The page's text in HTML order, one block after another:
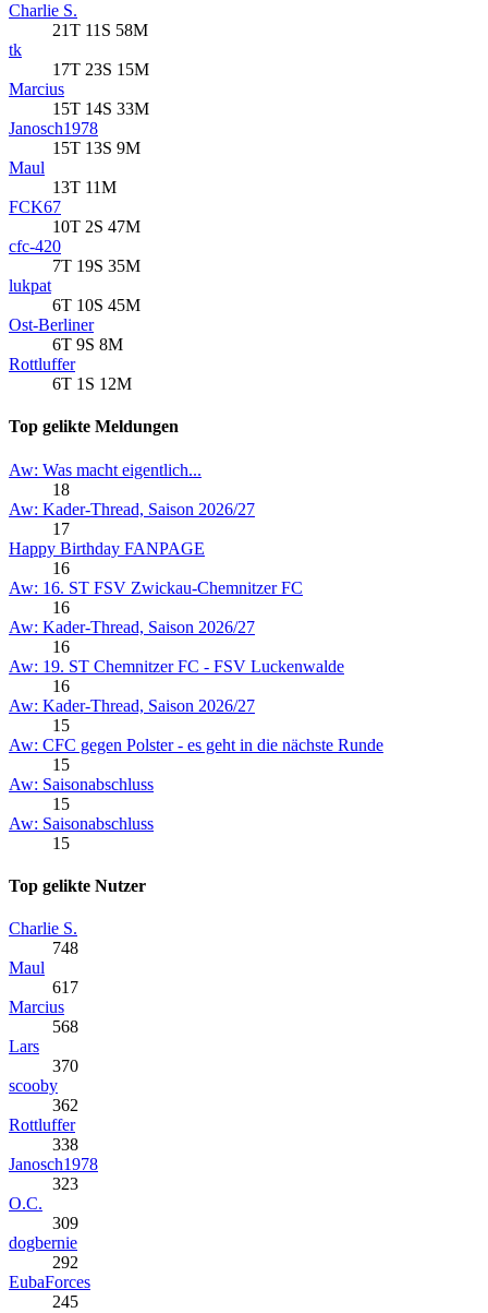
Charlie S.
21T 11S 58M
tk
17T 23S 15M
Marcius
15T 14S 33M
Janosch1978
15T 13S 9M
Maul
13T 11M
FCK67
10T 2S 47M
cfc-420
7T 19S 35M
lukpat
6T 10S 45M
Ost-Berliner
6T 9S 8M
Rottluffer
6T 1S 12M
Top gelikte Meldungen
Aw: Was macht eigentlich...
18
Aw: Kader-Thread, Saison 2026/27
17
Happy Birthday FANPAGE
16
Aw: 16. ST FSV Zwickau-Chemnitzer FC
16
Aw: Kader-Thread, Saison 2026/27
16
Aw: 19. ST Chemnitzer FC - FSV Luckenwalde
16
Aw: Kader-Thread, Saison 2026/27
15
Aw: CFC gegen Polster - es geht in die nächste Runde
15
Aw: Saisonabschluss
15
Aw: Saisonabschluss
15
Top gelikte Nutzer
Charlie S.
748
Maul
617
Marcius
568
Lars
370
scooby
362
Rottluffer
338
Janosch1978
323
O.C.
309
dogbernie
292
EubaForces
245